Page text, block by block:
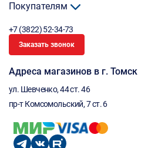
Покупателям
+7 (3822) 52-34-73
Заказать звонок
Адреса магазинов в г. Томск
ул. Шевченко, 44 ст. 46
пр-т Комсомольский, 7 ст. 6